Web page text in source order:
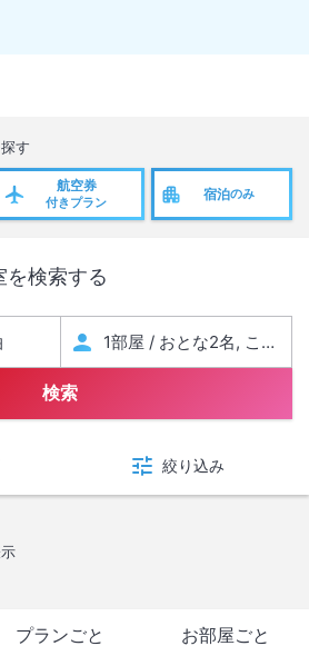
す
航空券
付きプラン
宿泊のみ
を検索する
検索
絞り込み
プランごと お部屋ごと